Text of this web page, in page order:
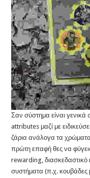
Σαν σύστημα είναι γενικά
attributes μαζί με
ζάρια ανάλογα τα
πρώτη επαφή θες να
rewarding, διασκεδαστικό
συστήματα (π.χ. κουβάδες